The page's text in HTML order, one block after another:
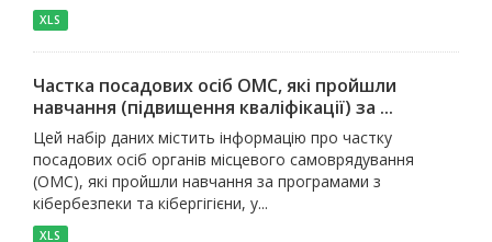
XLS
Частка посадових осіб ОМС, які пройшли
навчання (підвищення кваліфікації) за ...
Цей набір даних містить інформацію про частку
посадових осіб органів місцевого самоврядування
(ОМС), які пройшли навчання за програмами з
кібербезпеки та кібергігієни, у...
XLS